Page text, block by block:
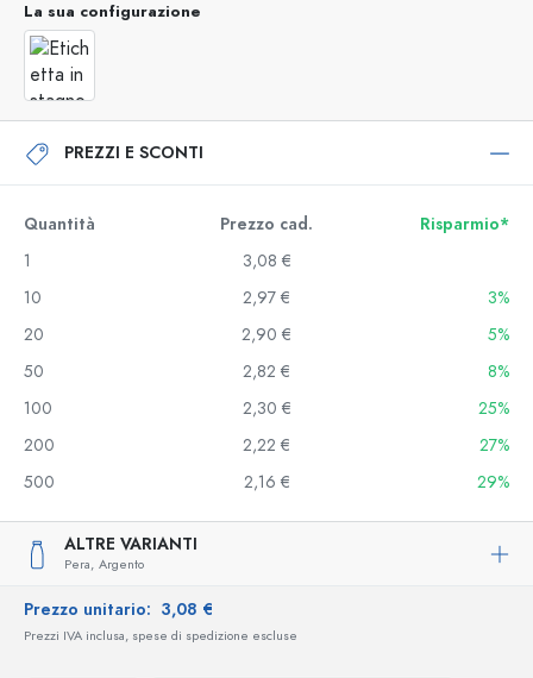
La sua configurazione
PREZZI E SCONTI
Quantità Prezzo cad.
Risparmio*
1
3,08 €
10
2,97 €
3%
20
2,90 €
5%
50
2,82 €
8%
100
2,30 €
25%
200
2,22 €
27%
500
2,16 € 29%
ALTRE VARIANTI
Pera, Argento
Prezzo unitario: 3,08 €
Prezzi IVA inclusa, spese di spedizione escluse